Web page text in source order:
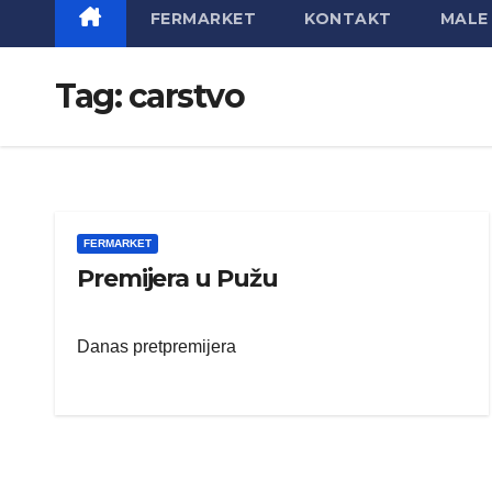
FERMARKET KONTAKT MALE
Tag:carstvo
FERMARKET
Premijera u Pužu
Danas pretpremijera